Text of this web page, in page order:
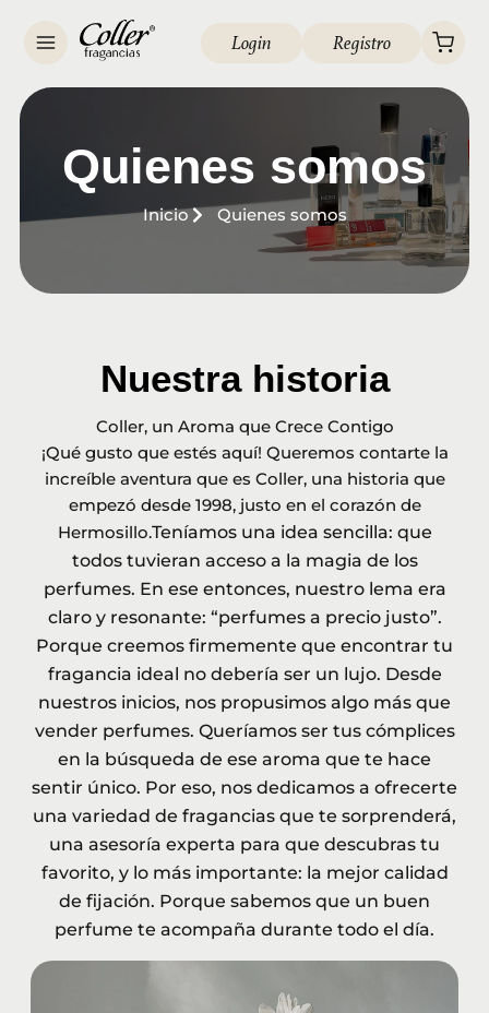
Login Registro
Quienes somos
Inicio Quienes somos
Nuestra historia
Coller, un Aroma que Crece Contigo
¡Qué gusto que estés aquí! Queremos contarte la
increíble aventura que es Coller, una historia que
empezó desde 1998, justo en el corazón de
Hermosillo.Teníamos una idea sencilla: que
todos tuvieran acceso a la magia de los
perfumes. En ese entonces, nuestro lema era
claro y resonante: “perfumes a precio justo”.
Porque creemos firmemente que encontrar tu
fragancia ideal no debería ser un lujo. Desde
nuestros inicios, nos propusimos algo más que
vender perfumes. Queríamos ser tus cómplices
en la búsqueda de ese aroma que te hace
sentir único. Por eso, nos dedicamos a ofrecerte
una variedad de fragancias que te sorprenderá,
una asesoría experta para que descubras tu
favorito, y lo más importante: la mejor calidad
de fijación. Porque sabemos que un buen
perfume te acompaña durante todo el día.